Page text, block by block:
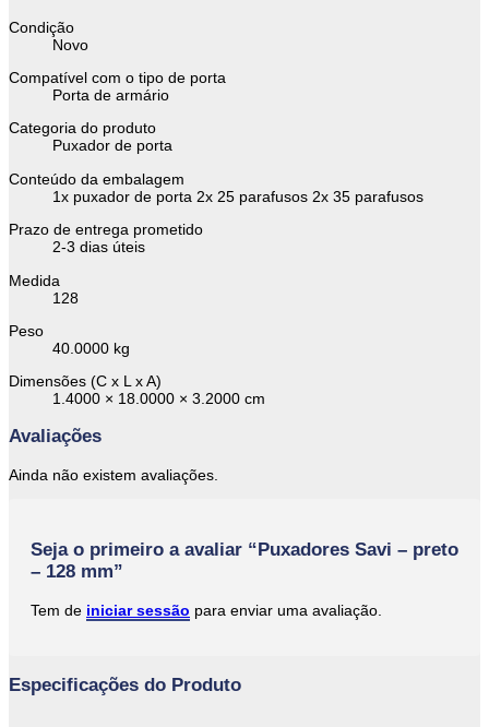
Condição
Novo
Compatível com o tipo de porta
Porta de armário
Categoria do produto
Puxador de porta
Conteúdo da embalagem
1x puxador de porta 2x 25 parafusos 2x 35 parafusos
Prazo de entrega prometido
2-3 dias úteis
Medida
128
Peso
40.0000 kg
Dimensões (C x L x A)
1.4000 × 18.0000 × 3.2000 cm
Avaliações
Ainda não existem avaliações.
Seja o primeiro a avaliar “Puxadores Savi – preto
– 128 mm”
Tem de iniciar sessão para enviar uma avaliação.
Especificações do Produto